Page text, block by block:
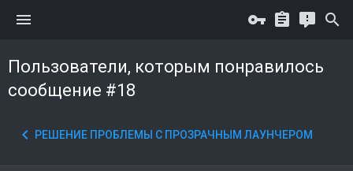
Пользователи, которым понравилось
сообщение #18
РЕШЕНИЕ ПРОБЛЕМЫ С ПРОЗРАЧНЫМ ЛАУНЧЕРОМ